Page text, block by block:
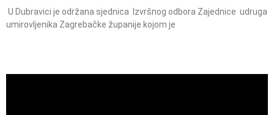
U Dubravici je održana sjednica Izvršnog odbora Zajednice udruga
umirovljenika Zagrebačke županije kojom je